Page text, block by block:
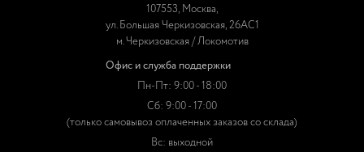
107553, Москва,
ул. Большая Черкизовская, 26АС1
м. Черкизовская / Локомотив
Офис и служба поддержки
Пн-Пт: 9:00 - 18:00
Сб: 9:00 - 17:00
(только самовывоз оплаченных заказов со склада)
Вс: выходной